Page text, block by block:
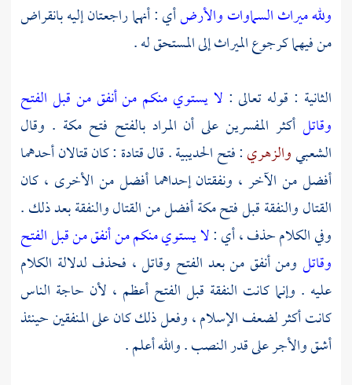
ولله ميراث السماوات والأرضأي : أنهما راجعتان إليه بانقراض
من فيهما كرجوع الميراث إلى المستحق له .
الثانية : قوله تعالى : لا يستوي منكم من أنفق من قبل الفتح
وقاتلأكثر المفسرين على أن المراد بالفتح فتحمكة . وقال
الشعبيوالزهري: فتحالحديبية. قالقتادة : كان قتالان أحدهما
أفضل من الآخر ، ونفقتان إحداهما أفضل من الأخرى ، كان
القتال والنفقة قبل فتحمكةأفضل من القتال والنفقة بعد ذلك .
وفي الكلام حذف ، أي :لا يستوي منكم من أنفق من قبل الفتح
وقاتل ومن أنفق من بعد الفتح وقاتل ، فحذف لدلالة الكلام
عليه . وإنما كانت النفقة قبل الفتح أعظم ، لأن حاجة الناس
كانت أكثر لضعف الإسلام ، وفعل ذلك كان على المنفقين حينئذ
أشق والأجر على قدر النصب . والله أعلم .